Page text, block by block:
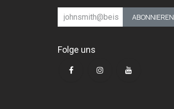
ABONNIEREN
Folge uns